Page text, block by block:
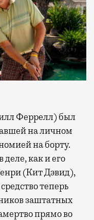
на личном
на борту.
как и его
(Кит Дэвид),
теперь
заштатных
прямо во